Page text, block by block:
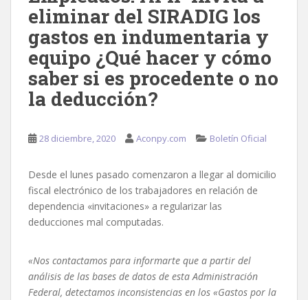
eliminar del SIRADIG los
gastos en indumentaria y
equipo ¿Qué hacer y cómo
saber si es procedente o no
la deducción?
28 diciembre, 2020 Aconpy.com Boletín Oficial
Desde el lunes pasado comenzaron a llegar al domicilio
fiscal electrónico de los trabajadores en relación de
dependencia «invitaciones» a regularizar las
deducciones mal computadas.
«Nos contactamos para informarte que a partir del
análisis de las bases de datos de esta Administración
Federal, detectamos inconsistencias en los «Gastos por la